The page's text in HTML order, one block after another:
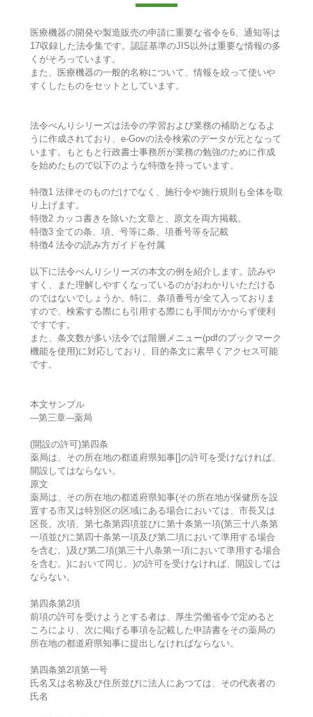
医療機器の開発や製造販売の申請に重要な省令を6、通知等は
17収録した法令集です。認証基準のJIS以外は重要な情報の多
くがそろっています。
また、医療機器の一般的名称について、情報を絞って使いや
すくしたものをセットとしています。
法令べんりシリーズは法令の学習および業務の補助となるよ
うに作成されており、e-Govの法令検索のデータが元となって
います。もともと行政書士事務所が業務の勉強のために作成
を始めたもので以下のような特徴を持っています。
特徴1 法律そのものだけでなく、施行令や施行規則も全体を取
り上げます。
特徴2 カッコ書きを除いた文章と、原文を両方掲載。
特徴3 全ての条、項、号等に条、項番号等を記載
特徴4 法令の読み方ガイドを付属
以下に法令べんりシリーズの本文の例を紹介します。読みや
すく、また理解しやすくなっているのがおわかりいただける
のではないでしょうか。特に、条項番号が全て入っておりま
すので、検索する際にも引用する際にも手間がかからず便利
ですです。
また、条文数が多い法令では階層メニュー(pdfのブックマーク
機能を使用)に対応しており、目的条文に素早くアクセス可能
です。
本文サンプル
---第三章---薬局
(開設の許可)第四条
薬局は、その所在地の都道府県知事[]の許可を受けなければ、
開設してはならない。
原文
薬局は、その所在地の都道府県知事(その所在地が保健所を設
置する市又は特別区の区域にある場合においては、市長又は
区長。次項、第七条第四項並びに第十条第一項(第三十八条第
一項並びに第四十条第一項及び第二項において準用する場合
を含む。)及び第二項(第三十八条第一項において準用する場合
を含む。)において同じ。)の許可を受けなければ、開設しては
ならない。
第四条第2項
前項の許可を受けようとする者は、厚生労働省令で定めると
ころにより、次に掲げる事項を記載した申請書をその薬局の
所在地の都道府県知事に提出しなければならない。
第四条第2項第一号
氏名又は名称及び住所並びに法人にあつては、その代表者の
氏名